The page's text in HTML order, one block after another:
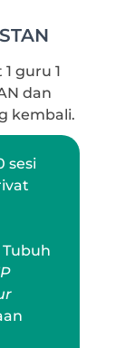
guru 1
dan
kembali.
sesi